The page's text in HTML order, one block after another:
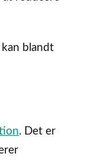
blandt
. Det er